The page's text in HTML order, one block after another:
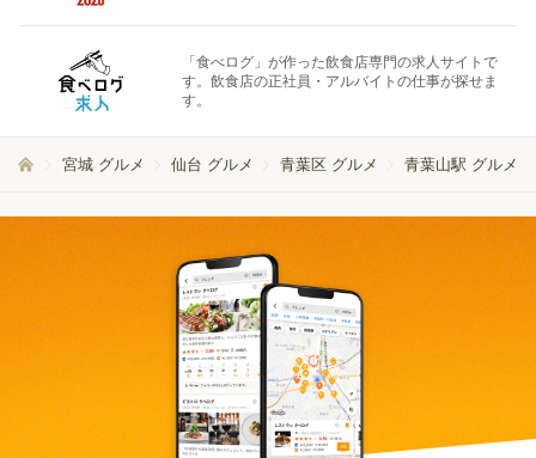
「食べログ」が作った飲食店専門の求人サイトで
す。飲食店の正社員・アルバイトの仕事が探せま
す。
宮城 グルメ 仙台 グルメ 青葉区 グルメ 青葉山駅 グルメ